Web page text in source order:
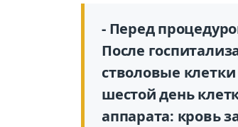
- Перед
После
стволовые
шестой день
аппарата: кровь